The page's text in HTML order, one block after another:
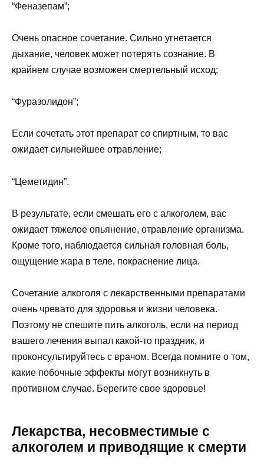
“Феназепам”;
Очень опасное сочетание. Сильно угнетается
дыхание, человек может потерять сознание. В
крайнем случае возможен смертельный исход;
“Фуразолидон”;
Если сочетать этот препарат со спиртным, то вас
ожидает сильнейшее отравление;
“Цеметидин”.
В результате, если смешать его с алкоголем, вас
ожидает тяжелое опьянение, отравление организма.
Кроме того, наблюдается сильная головная боль,
ощущение жара в теле, покраснение лица.
Сочетание алкоголя с лекарственными препаратами
очень чревато для здоровья и жизни человека.
Поэтому не спешите пить алкоголь, если на период
вашего лечения выпал какой-то праздник, и
проконсультируйтесь с врачом. Всегда помните о том,
какие побочные эффекты могут возникнуть в
противном случае. Берегите свое здоровье!
Лекарства, несовместимые с
алкоголем и приводящие к смерти